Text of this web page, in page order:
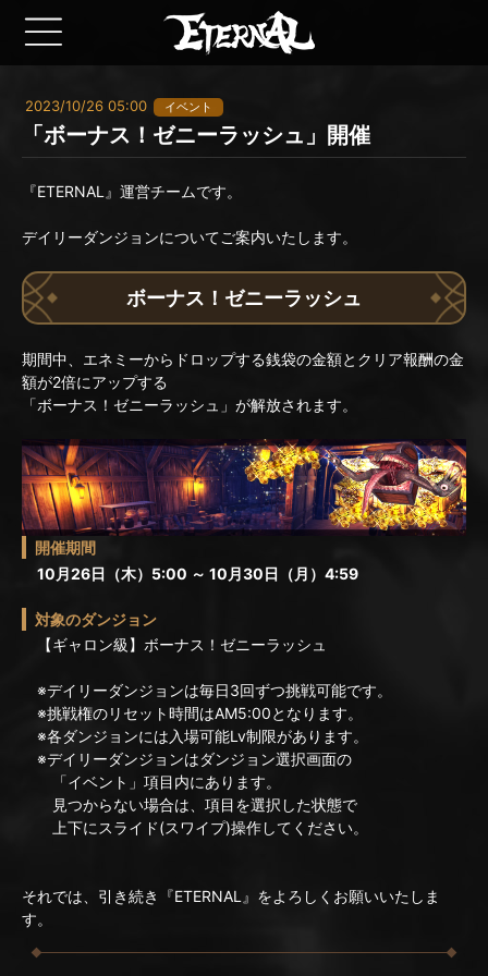
2023/10/26 05:00 イベント
「ボーナス！ゼニーラッシュ」開催
『ETERNAL』運営チームです。
デイリーダンジョンについてご案内いたします。
ボーナス！ゼニーラッシュ
期間中、エネミーからドロップする銭袋の金額とクリア報酬の金
額が2倍にアップする
「ボーナス！ゼニーラッシュ」が解放されます。
開催期間
10月26日（木）5:00 ～ 10月30日（月）4:59
対象のダンジョン
【ギャロン級】ボーナス！ゼニーラッシュ
※デイリーダンジョンは毎日3回ずつ挑戦可能です。
※挑戦権のリセット時間はAM5:00となります。
※各ダンジョンには入場可能Lv制限があります。
※デイリーダンジョンはダンジョン選択画面の
「イベント」項目内にあります。
見つからない場合は、項目を選択した状態で
上下にスライド(スワイプ)操作してください。
それでは、引き続き『ETERNAL』をよろしくお願いいたしま
す。